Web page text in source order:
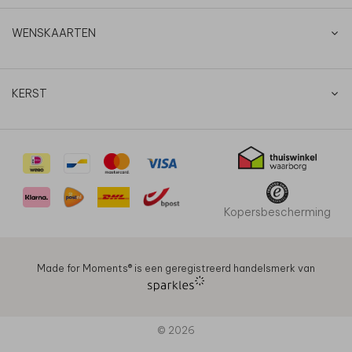
WENSKAARTEN
KERST
Kopersbescherming
Made for Moments®️ is een geregistreerd handelsmerk van
© 2026